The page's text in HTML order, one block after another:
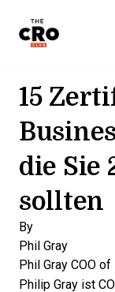
15
die Sie
sollten
By
Phil Gray
Phil Gray COO of
Philip Gray ist